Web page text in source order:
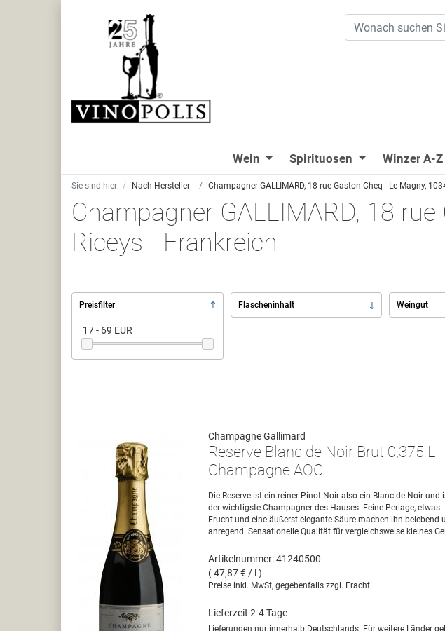
Wein Spirituosen Winzer A-Z
Sie sind hier: Nach Hersteller Champagner GALLIMARD, 18 rue Gaston Cheq - Le Magny,
Champagner GALLIMARD, 18
Riceys - Frankreich
Preisfilter
17 - 69 EUR
Flascheninhalt Weingut
Champagne Gallimard
Reserve Blanc de Noir Brut 0,375 L
Champagne AOC
Die Reserve ist ein reiner Pinot Noir also ein Blanc de Noir und
der wichtigste Champagner des Hauses. Feine Perlage, etwas
Frucht und eine äußerst elegante Säure machen ihn belebend
anregend. Sensationelle Qualität für vergleichsweise kleines
Artikelnummer: 41240500
( 47,87 € / l )
Preise inkl. MwSt, gegebenfalls zzgl. Fracht
Lieferzeit 2-4 Tage
Lieferungen nur innerhalb Deutschlands. Für weitere Länder